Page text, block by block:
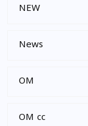
NEW
News
OM
OM cc